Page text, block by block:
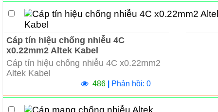
Cáp tín hiệu chống nhiễu 4C
x0.22mm2 Altek Kabel
Cáp tín hiệu chống nhiễu 4C x0.22mm2
Altek Kabel
486 Phản hồi: 0